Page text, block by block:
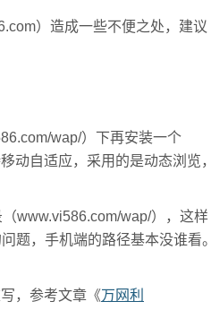
）造成一些不便之处，建议
wap/）下再安装一个
动自适应，采用的是动态浏览
www.vi586.com/wap/），这样
题，手机端的路径基本没谁看
，参考文章《万网利